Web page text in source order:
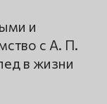
и
с А. П.
в жизни